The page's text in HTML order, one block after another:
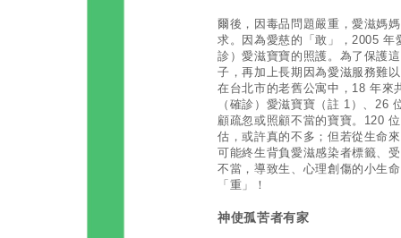
爾後，因毒品問題嚴重，愛滋媽
求。因為愛慈的「敢」，2005
診）愛滋寶寶的照護。為了保護
子，再加上長期因為愛滋服務難
在台北市的老舊公寓中，18 年
（確診）愛滋寶寶（註 1）、26
顧疏忽或照顧不當的寶寶。120
估，或許真的不多；但若從生命
可能終生背負愛滋感染者標籤、
不當，導致生、心理創傷的小生
「重」！
神使孤苦者有家